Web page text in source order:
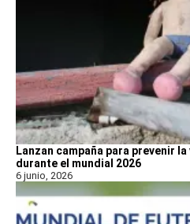
Lanzan campaña para prevenir
durante el mundial 2026
6 junio, 2026